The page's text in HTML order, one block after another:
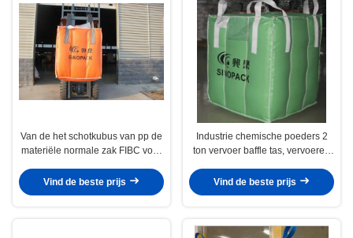
Van de het schotkubus van pp de
materiële normale zak FIBC voor
Vind de beste prijs
Industrie chemische poeders 2
ton vervoer baffle tas, vervoeren
Vind de beste prijs